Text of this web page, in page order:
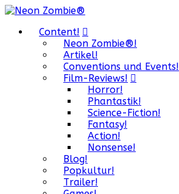
Content!
Neon Zombie®!
Artikel!
Conventions und Events!
Film-Reviews!
Horror!
Phantastik!
Science-Fiction!
Fantasy!
Action!
Nonsense!
Blog!
Popkultur!
Trailer!